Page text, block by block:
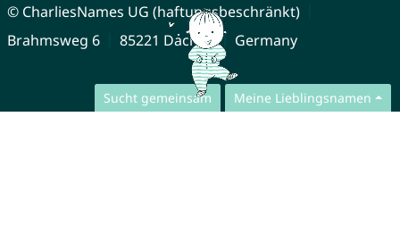
Sucht gemeinsam Meine Lieblingsnamen
© CharliesNames UG (haftungsbeschränkt)
Brahmsweg 6
85221 Dachau Germany